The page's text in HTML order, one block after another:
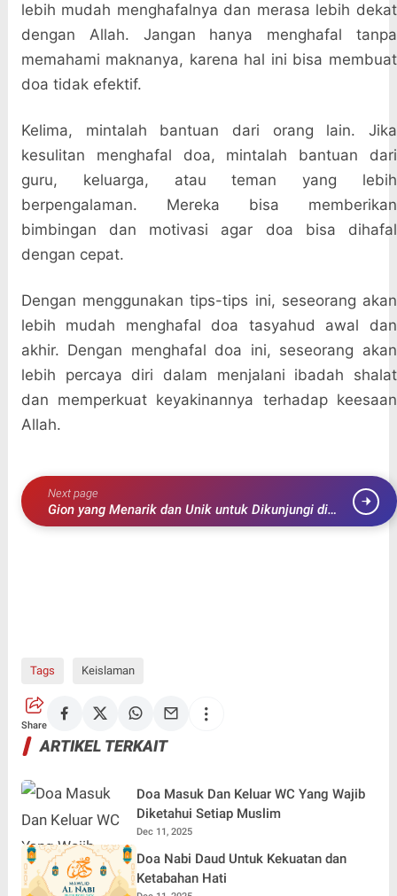
lebih mudah menghafalnya dan merasa lebih dekat
dengan Allah. Jangan hanya menghafal tanpa
memahami maknanya, karena hal ini bisa membuat
doa tidak efektif.
Kelima, mintalah bantuan dari orang lain. Jika
kesulitan menghafal doa, mintalah bantuan dari
guru, keluarga, atau teman yang lebih
berpengalaman. Mereka bisa memberikan
bimbingan dan motivasi agar doa bisa dihafal
dengan cepat.
Dengan menggunakan tips-tips ini, seseorang akan
lebih mudah menghafal doa tasyahud awal dan
akhir. Dengan menghafal doa ini, seseorang akan
lebih percaya diri dalam menjalani ibadah shalat
dan memperkuat keyakinannya terhadap keesaan
Allah.
Next page
Gion yang Menarik dan Unik untuk Dikunjungi di
Jepang
Tags Keislaman
Share
ARTIKEL TERKAIT
Doa Masuk Dan Keluar WC Yang Wajib
Diketahui Setiap Muslim
Dec 11, 2025
Doa Nabi Daud Untuk Kekuatan dan
Ketabahan Hati